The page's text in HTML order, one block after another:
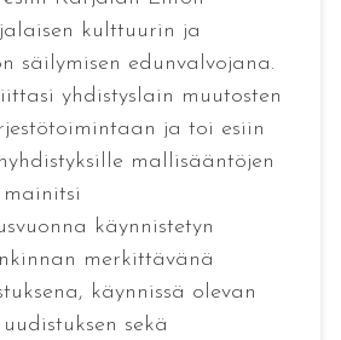
kulttuurin ja
säilymisen edunvalvojana.
yhdistyslain muutosten
ja toi esiin
mallisääntöjen
mainitsi
käynnistetyn
merkittävänä
käynnissä olevan
sekä